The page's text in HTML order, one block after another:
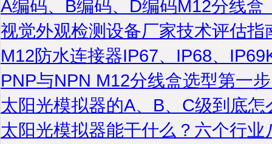
A编码、B编码、D编码M12分线盒
视觉外观检测设备厂家技术评估指
M12防水连接器IP67、IP68、
PNP与NPN M12分线盒选型第一
太阳光模拟器的A、B、C级到底怎
太阳光模拟器能干什么？六个行业